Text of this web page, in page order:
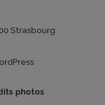
Strasbourg
photos